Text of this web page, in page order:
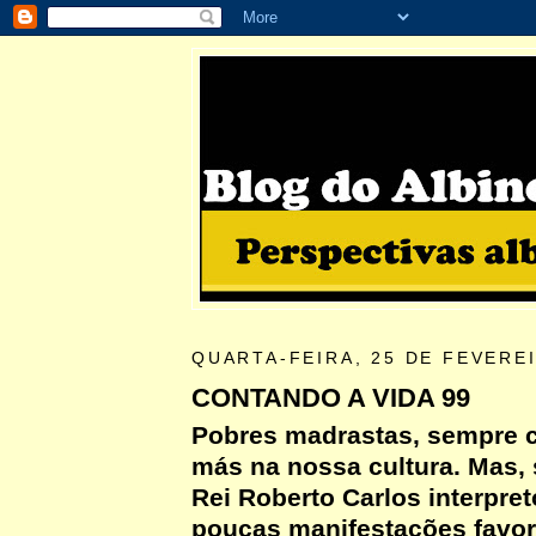
QUARTA-FEIRA, 25 DE
CONTANDO A VIDA 99
Pobres madrastas, sempre
más na nossa cultura. Mas,
Rei Roberto Carlos
poucas manifestações